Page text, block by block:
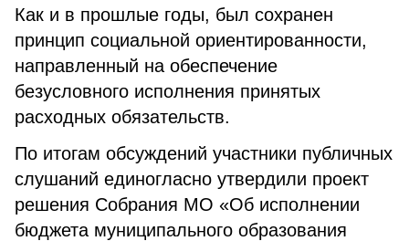
Как и в прошлые годы, был сохранен
принцип социальной ориентированности,
направленный на обеспечение
безусловного исполнения принятых
расходных обязательств.
По итогам обсуждений участники публичных
слушаний единогласно утвердили проект
решения Собрания МО «Об исполнении
бюджета муниципального образования